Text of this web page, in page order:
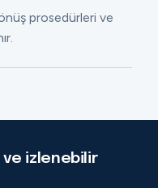
prosedürleri ve
izlenebilir